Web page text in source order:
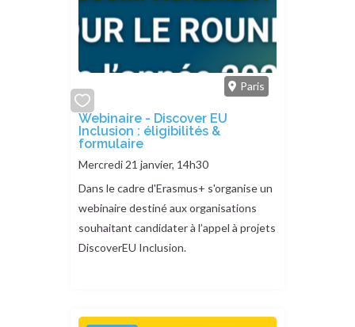
Paris
add
or
remove
Webinaire - Discover EU
Inclusion : éligibilités &
formulaire
Mercredi 21 janvier, 14h30
Dans le cadre d'Erasmus+ s'organise un
webinaire destiné aux organisations
souhaitant candidater à l’appel à projets
DiscoverEU Inclusion.